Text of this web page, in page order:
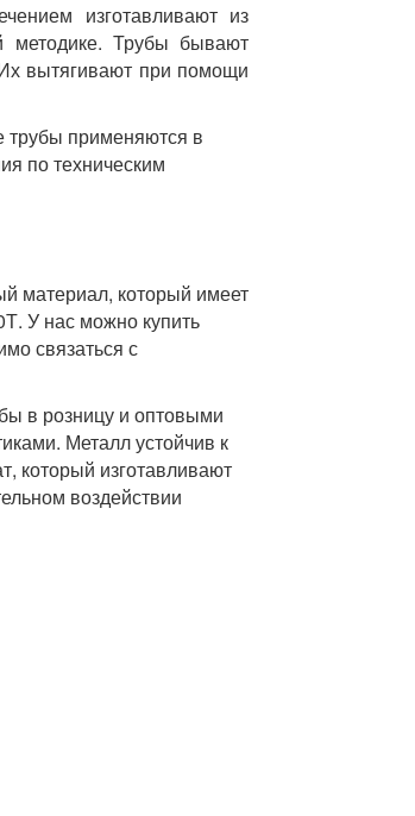
изготавливают из
методике. Трубы бывают
вытягивают при помощи
трубы применяются в
по техническим
материал, который имеет
У нас можно купить
связаться с
в розницу и оптовыми
Металл устойчив к
который изготавливают
воздействии